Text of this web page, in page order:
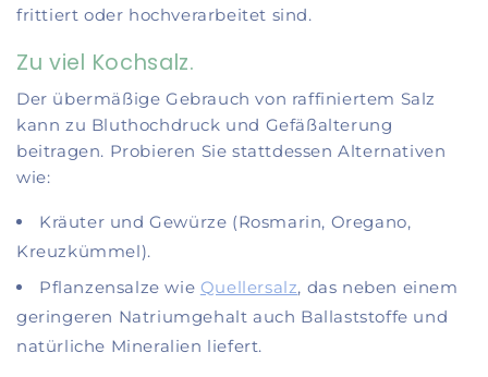
frittiert oder hochverarbeitet sind.
Zu viel Kochsalz.
Der übermäßige Gebrauch von raffiniertem Salz
kann zu Bluthochdruck und Gefäßalterung
beitragen. Probieren Sie stattdessen Alternativen
wie:
Kräuter und Gewürze (Rosmarin, Oregano,
Kreuzkümmel).
Pflanzensalze wie Quellersalz, das neben einem
geringeren Natriumgehalt auch Ballaststoffe und
natürliche Mineralien liefert.